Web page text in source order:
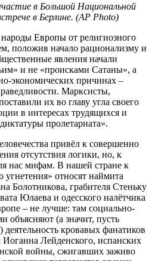
в Большой Национальной
в Берлине. (AP Photo)
Европы от религиозного
положив начало рационализму и
явления начали
и не «происками Сатаны», а
экономических причинах –
Марксисты,
их во главу угла своего
в интересах трудящихся и
пролетариата».
привёл к совершенно
отсутствия логики, но, к
нас мифам. В нашей стране к
угнетения» относят наймита
Болотникова, грабителя Стеньку
Юлаева и одесского налётчика
– не лучше: там социально-
объясняют (а значит, пусть
кровавых фанатиков
Лейденского, испанских
войны, сжигавших заживо